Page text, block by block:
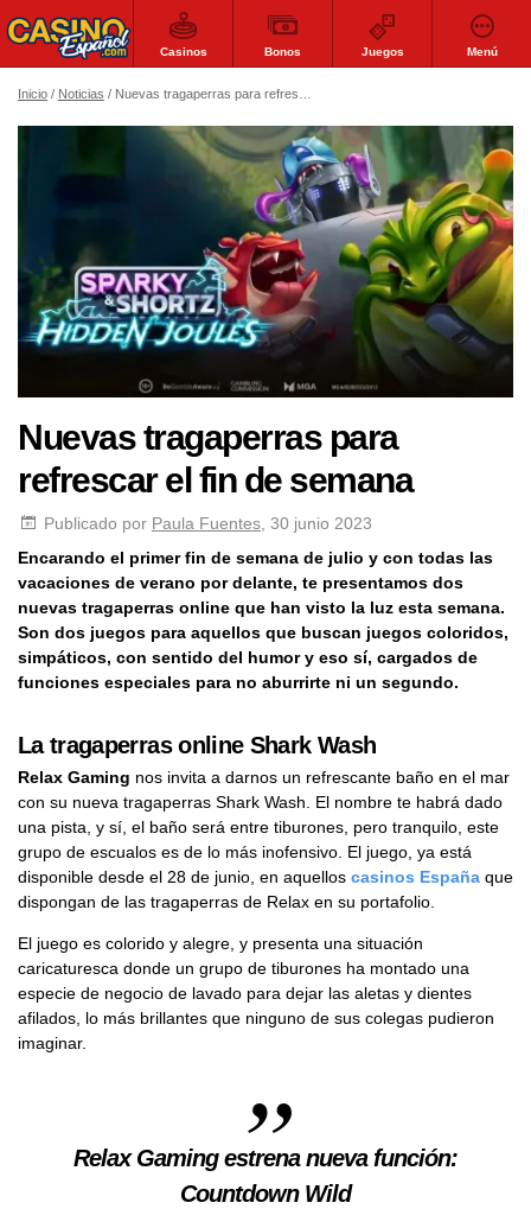
Casinos Bonos Juegos Menú
Inicio Noticias Nuevas tragaperras para refrescar el fin de semana
Nuevas tragaperras para
refrescar el fin de semana
Publicado por Paula Fuentes, 30 junio 2023
Encarando el primer fin de semana de julio y con todas las
vacaciones de verano por delante, te presentamos dos
nuevas tragaperras online que han visto la luz esta semana.
Son dos juegos para aquellos que buscan juegos coloridos,
simpáticos, con sentido del humor y eso sí, cargados de
funciones especiales para no aburrirte ni un segundo.
La tragaperras online Shark Wash
Relax Gaming nos invita a darnos un refrescante baño en el mar
con su nueva tragaperras Shark Wash. El nombre te habrá dado
una pista, y sí, el baño será entre tiburones, pero tranquilo, este
grupo de escualos es de lo más inofensivo. El juego, ya está
disponible desde el 28 de junio, en aquellos casinos España que
dispongan de las tragaperras de Relax en su portafolio.
El juego es colorido y alegre, y presenta una situación
caricaturesca donde un grupo de tiburones ha montado una
especie de negocio de lavado para dejar las aletas y dientes
afilados, lo más brillantes que ninguno de sus colegas pudieron
imaginar.
Relax Gaming estrena nueva función:
Countdown Wild